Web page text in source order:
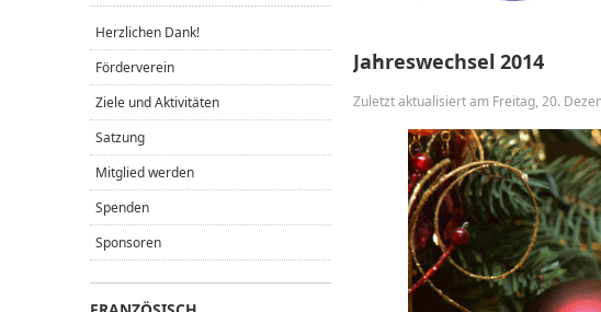
Jahreswechsel 2014
Zuletzt aktualisiert am Freitag, 20.
Herzlichen Dank!
Förderverein
Ziele und Aktivitäten
Satzung
Mitglied werden
Spenden
Sponsoren